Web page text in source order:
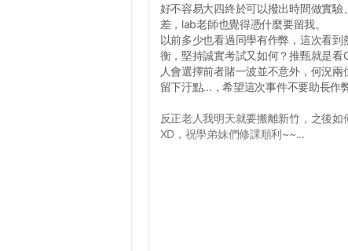
好不容易大四終於可以撥出時間做實
差，lab老師也覺得憑什麼要留我。
以前多少也看過同學有作弊，這次看
衡，堅持誠實考試又如何？推甄就是
人會選擇前者賭一波並不意外，何況
留下汙點...，希望這次事件不要助長作
反正老人我明天就要搬離新竹，之後
XD，祝學弟妹們修課順利~~...